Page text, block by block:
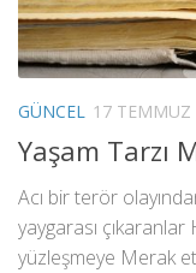
GÜNCEL 17 TEMMUZ
Yaşam Tarzı
Acı bir terör
yaygarası çıkaranlar
yüzleşmeye Merak